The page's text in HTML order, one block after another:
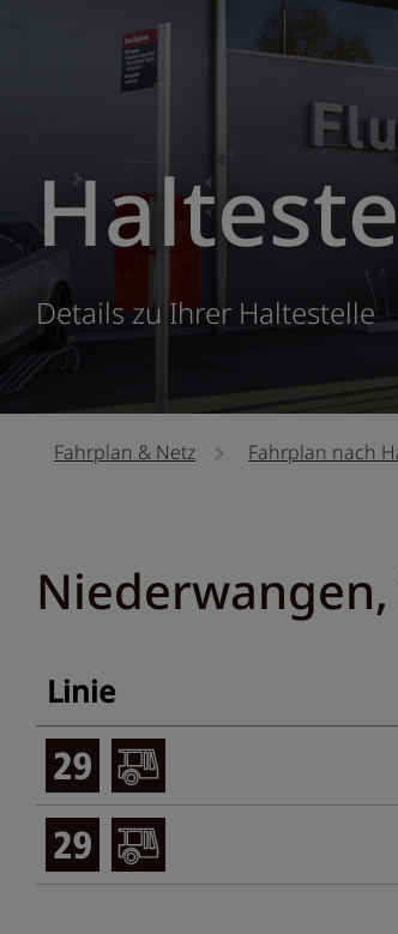
Details zu Ihrer Haltestelle
Fahrplan & Netz Fahrplan nach
Linie